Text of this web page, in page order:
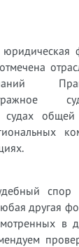
судах
другая